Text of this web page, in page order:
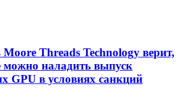
Moore Threads Technology верит,
можно наладить выпуск
GPU в условиях санкций